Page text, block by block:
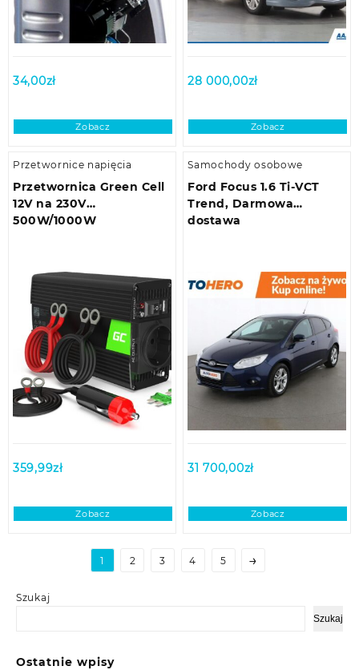
Szukaj
Szukaj
Ostatnie wpisy
34,00zł
Zobacz
28 000,00zł
Zobacz
Przetwornice napięcia
Przetwornica Green Cell
12V na 230V
500W/1000W
359,99zł
Zobacz
Samochody osobowe
Ford Focus 1.6 Ti-VCT
Trend, Darmowa
dostawa
31 700,00zł
Zobacz
1 2 3 4 5 →